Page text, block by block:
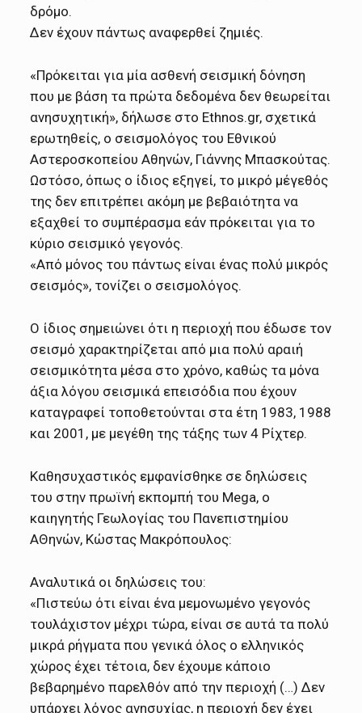
δρόμο.
Δεν έχουν πάντως αναφερθεί ζημιές.
«Πρόκειται για μία ασθενή σεισμική δόνηση
που με βάση τα πρώτα δεδομένα δεν θεωρείται
ανησυχητική», δήλωσε στο Ethnos.gr, σχετικά
ερωτηθείς, o σεισμολόγος του Εθνικού
Αστεροσκοπείου Αθηνών, Γιάννης Μπασκούτας.
Ωστόσο, όπως ο ίδιος εξηγεί, το μικρό μέγεθός
της δεν επιτρέπει ακόμη με βεβαιότητα να
εξαχθεί το συμπέρασμα εάν πρόκειται για το
κύριο σεισμικό γεγονός.
«Από μόνος του πάντως είναι ένας πολύ μικρός
σεισμός», τονίζει ο σεισμολόγος.
Ο ίδιος σημειώνει ότι η περιοχή που έδωσε τον
σεισμό χαρακτηρίζεται από μια πολύ αραιή
σεισμικότητα μέσα στο χρόνο, καθώς τα μόνα
άξια λόγου σεισμικά επεισόδια που έχουν
καταγραφεί τοποθετούνται στα έτη 1983, 1988
και 2001, με μεγέθη της τάξης των 4 Ρίχτερ.
Καθησυχαστικός εμφανίσθηκε σε δηλώσεις
του στην πρωϊνή εκπομπή του Mega, o
καιηγητής Γεωλογίας του Πανεπιστημίου
ΑΘηνών, Κώστας Μακρόπουλος:
Αναλυτικά οι δηλώσεις του:
«Πιστεύω ότι είναι ένα μεμονωμένο γεγονός
τουλάχιστον μέχρι τώρα, είναι σε αυτά τα πολύ
μικρά ρήγματα που γενικά όλος ο ελληνικός
χώρος έχει τέτοια, δεν έχουμε κάποιο
βεβαρημένο παρελθόν από την περιοχή (…) Δεν
υπάρχει λόγος ανησυχίας, η περιοχή δεν έχει